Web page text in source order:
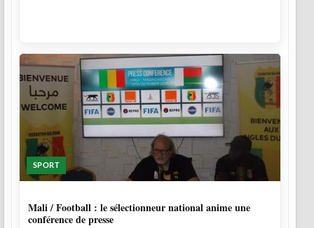
SPORT
Mali / Football : le sélectionneur national anime une
conférence de presse